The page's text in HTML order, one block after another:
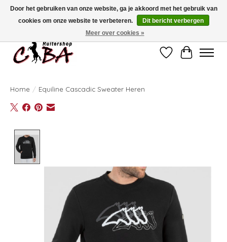
Bij vragen kan u ons contacteren op het nummer 011/60.67.34 ofciba@skynet.be
Ambachtstraat 22 A, 3530 Helchteren
Verlanglijst
Home / Equiline Cascadic Sweater Heren
Door het gebruiken van onze website, ga je akkoord met het gebruik van
cookies om onze website te verbeteren.
Dit bericht verbergen
Meer over cookies »